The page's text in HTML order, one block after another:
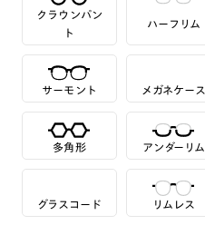
クラウンパン
ト
ハーフリム
サーモント メガネケース
多角形 アンダーリム
グラスコード リムレス